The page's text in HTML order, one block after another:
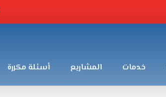
خدمات المشاريع أسئلة مكررة